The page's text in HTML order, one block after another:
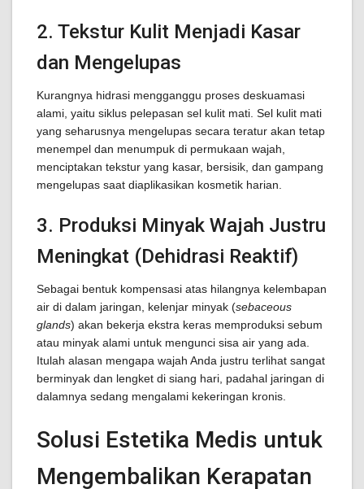
2. Tekstur Kulit Menjadi Kasar
dan Mengelupas
Kurangnya hidrasi mengganggu proses deskuamasi
alami, yaitu siklus pelepasan sel kulit mati. Sel kulit mati
yang seharusnya mengelupas secara teratur akan tetap
menempel dan menumpuk di permukaan wajah,
menciptakan tekstur yang kasar, bersisik, dan gampang
mengelupas saat diaplikasikan kosmetik harian.
3. Produksi Minyak Wajah Justru
Meningkat (Dehidrasi Reaktif)
Sebagai bentuk kompensasi atas hilangnya kelembapan
air di dalam jaringan, kelenjar minyak (sebaceous
glands) akan bekerja ekstra keras memproduksi sebum
atau minyak alami untuk mengunci sisa air yang ada.
Itulah alasan mengapa wajah Anda justru terlihat sangat
berminyak dan lengket di siang hari, padahal jaringan di
dalamnya sedang mengalami kekeringan kronis.
Solusi Estetika Medis untuk
Mengembalikan Kerapatan